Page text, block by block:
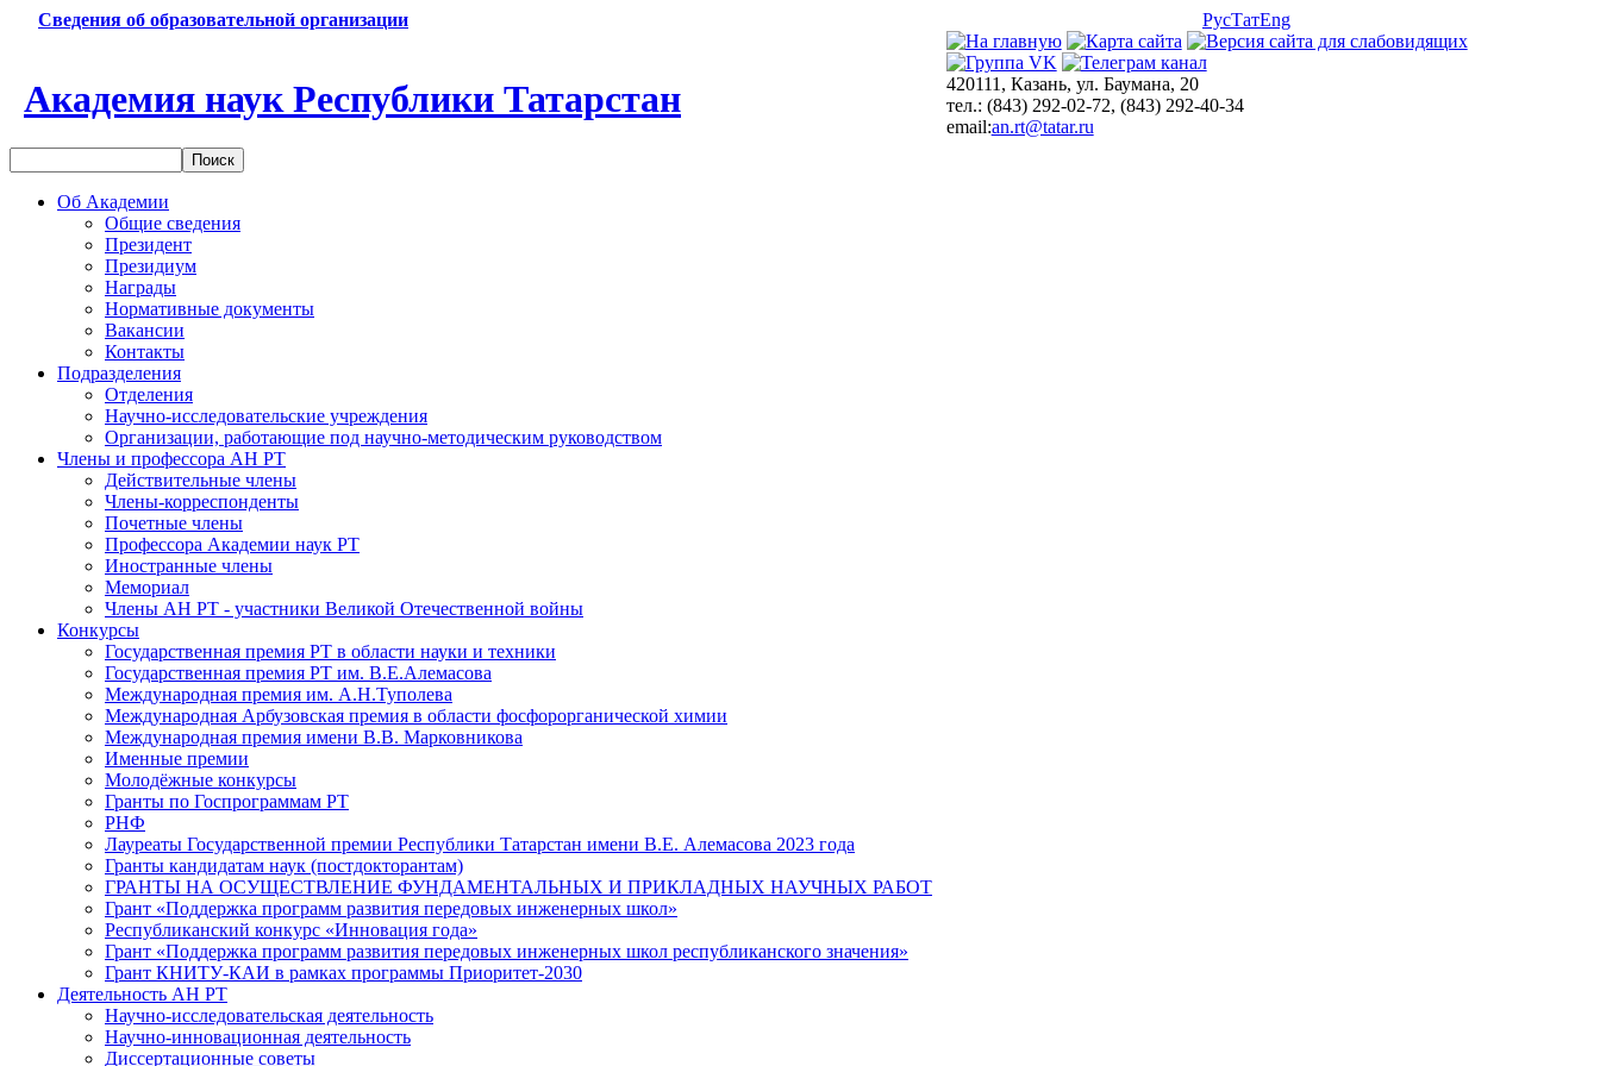
Сведения об образовательной организации РусТатEng
Академия наук Республики Татарстан
420111, Казань, ул. Баумана, 20
тел.: (843) 292-02-72, (843) 292-40-34
email:an.rt@tatar.ru
Об Академии
Общие сведения
Президент
Президиум
Награды
Нормативные документы
Вакансии
Контакты
Подразделения
Отделения
Научно-исследовательские учреждения
Организации, работающие под научно-методическим руководством
Члены и профессора АН РТ
Действительные члены
Члены-корреспонденты
Почетные члены
Профессора Академии наук РТ
Иностранные члены
Мемориал
Члены АН РТ - участники Великой Отечественной войны
Конкурсы
Государственная премия РТ в области науки и техники
Государственная премия РТ им. В.Е.Алемасова
Международная премия им. А.Н.Туполева
Международная Арбузовская премия в области фосфорорганической химии
Международная премия имени В.В. Марковникова
Именные премии
Молодёжные конкурсы
Гранты по Госпрограммам РТ
РНФ
Лауреаты Государственной премии Республики Татарстан имени В.Е. Алемасова 2023 года
Гранты кандидатам наук (постдокторантам)
ГРАНТЫ НА ОСУЩЕСТВЛЕНИЕ ФУНДАМЕНТАЛЬНЫХ И ПРИКЛАДНЫХ НАУЧНЫХ РАБОТ
Грант «Поддержка программ развития передовых инженерных школ»
Республиканский конкурс «Инновация года»
Грант «Поддержка программ развития передовых инженерных школ республиканского значения»
Грант КНИТУ-КАИ в рамках программы Приоритет-2030
Деятельность АН РТ
Научно-исследовательская деятельность
Научно-инновационная деятельность
Диссертационные советы